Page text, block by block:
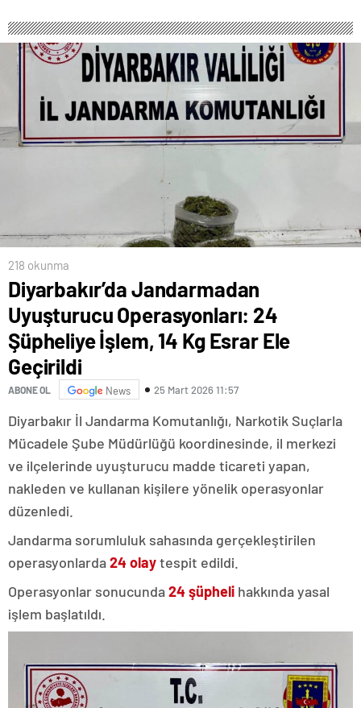
218 okunma
Diyarbakır’da Jandarmadan
Uyuşturucu Operasyonları: 24
Şüpheliye İşlem, 14 Kg Esrar Ele
Geçirildi
ABONE OL News 25 Mart 2026 11:57
Diyarbakır İl Jandarma Komutanlığı, Narkotik Suçlarla
Mücadele Şube Müdürlüğü koordinesinde, il merkezi
ve ilçelerinde uyuşturucu madde ticareti yapan,
nakleden ve kullanan kişilere yönelik operasyonlar
düzenledi.
Jandarma sorumluluk sahasında gerçekleştirilen
operasyonlarda24 olaytespit edildi.
Operasyonlar sonucunda24 şüpheli hakkında yasal
işlem başlatıldı.